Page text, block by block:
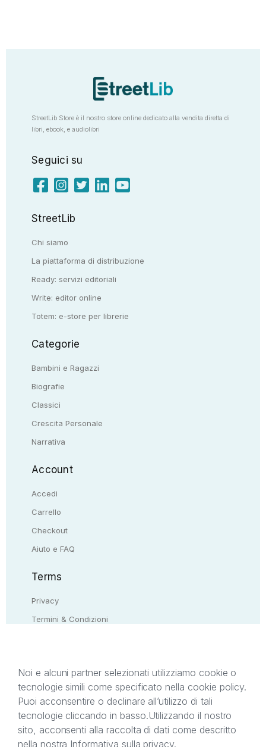
StreetLib Store è il nostro store online dedicato alla vendita diretta di
libri, ebook, e audiolibri
Seguici su
StreetLib
Chi siamo
La piattaforma di distribuzione
Ready: servizi editoriali
Write: editor online
Totem: e-store per librerie
Categorie
Bambini e Ragazzi
Biografie
Classici
Crescita Personale
Narrativa
Account
Accedi
Carrello
Checkout
Aiuto e FAQ
Terms
Privacy
Termini & Condizioni
Il presente sito web è di proprietà di StreetLib S.r.l.
C.F. e P.IVA 05338720963. StreetLib S.r.l. è
titolare di tutti i diritti di proprietà intellettuale
afferenti ai marchi, loghi e segni distintivi presenti
sul sito web. Si invita l’utente a prendere visione
Noi e alcuni partner selezionati utilizziamo cookie o
tecnologie simili come specificato nella cookie policy.
Puoi acconsentire o declinare all’utilizzo di tali
tecnologie cliccando in basso.Utilizzando il nostro
sito, acconsenti alla raccolta di dati come descritto
nella nostra Informativa sulla privacy.